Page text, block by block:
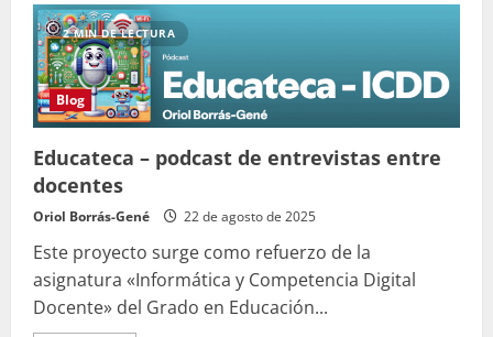
Entrevista
sobre
«Tecnologías
de
innovación
educativa»
2 MIN DE LECTURA
Blog
Educateca – podcast de entrevistas entre
docentes
Oriol Borrás-Gené 22 de agosto de 2025
Este proyecto surge como refuerzo de la
asignatura «Informática y Competencia Digital
Docente» del Grado en Educación...